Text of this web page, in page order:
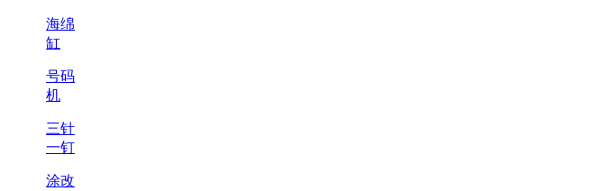
海绵
缸
号码
机
三针
一钉
涂改